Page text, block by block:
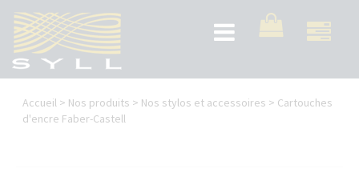
contenu
principal
Toggle
navigation
Vous
êtes
Accueil > Nos produits > Nos stylos et accessoires > Cartouches
d'encre Faber-Castell